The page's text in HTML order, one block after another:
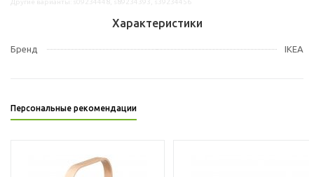
Характеристики
Бренд IKEA
Персональные рекомендации